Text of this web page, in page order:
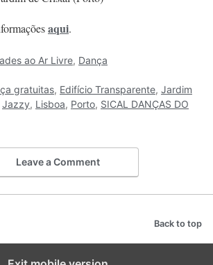
aqui.
ao Ar Livre, Dança
gratuitas, Edifício Transparente, Jardim
Jazzy, Lisboa, Porto, SICAL DANÇAS DO
Leave a Comment
Back to top